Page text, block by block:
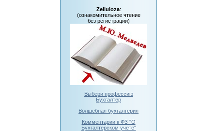
Zelluloza:
(ознакомительное чтение
без регистрации)
Выбери профессию
Бухгалтер
Волшебная бухгалтерия
Комментарии к ФЗ "О
Бухгалтерском учете"